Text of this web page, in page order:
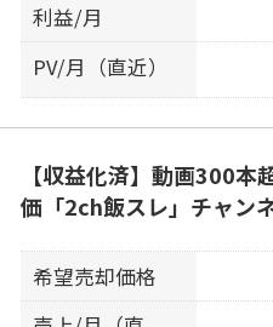
利益/月
PV/月（直近）
【収益化済】動画300
価「2ch飯スレ」チャン
希望売却価格